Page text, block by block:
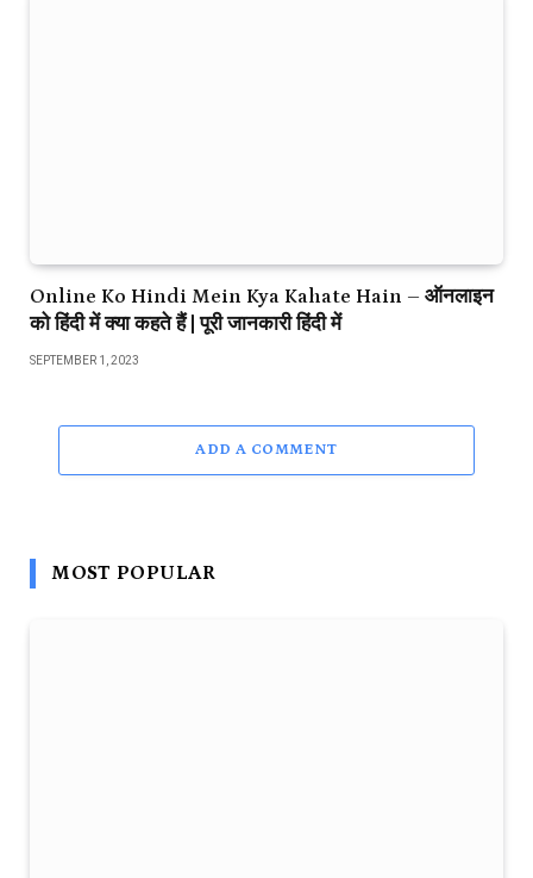
Online Ko Hindi Mein Kya Kahate Hain – ऑनलाइन
को हिंदी में क्या कहते हैं | पूरी जानकारी हिंदी में
SEPTEMBER 1, 2023
ADD A COMMENT
MOST POPULAR